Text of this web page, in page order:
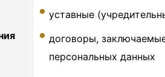
уставные
договоры,
персональных данных